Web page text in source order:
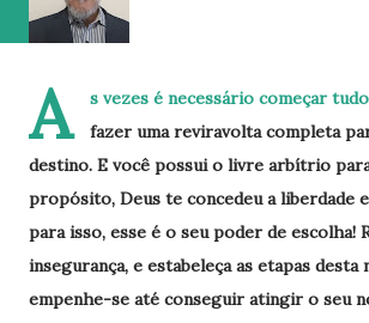
A
s vezes é necessário começar
fazer uma reviravolta completa
destino. E você possui o livre arbítrio
propósito, Deus te concedeu a liberdade
para isso, esse é o seu poder de escolha!
insegurança, e estabeleça as etapas desta
empenhe-se até conseguir atingir o seu